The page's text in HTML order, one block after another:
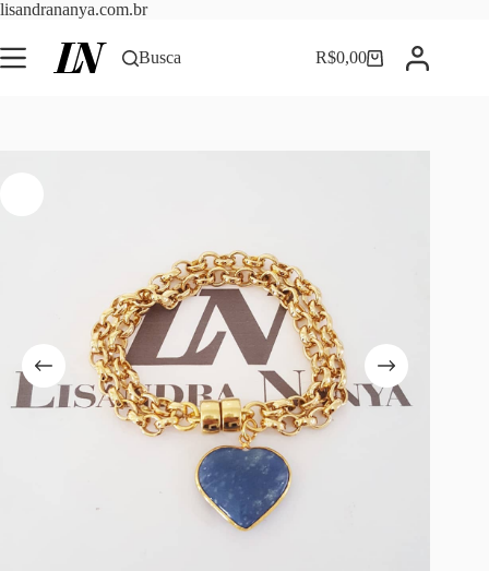
lisandrananya.com.brPular
o
conteúdo
Busca Carrinho
R$0,00